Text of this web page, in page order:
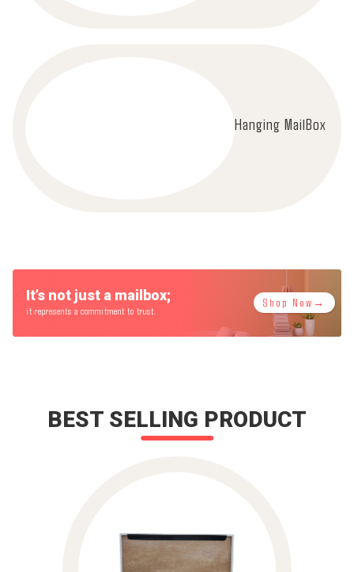
Hanging MailBox
It’s not just a mailbox;
it represents a commitment to trust.
Shop Now→
BEST SELLING PRODUCT